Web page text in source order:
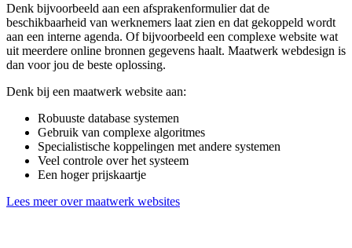
Denk bijvoorbeeld aan een afsprakenformulier dat de
beschikbaarheid van werknemers laat zien en dat gekoppeld wordt
aan een interne agenda. Of bijvoorbeeld een complexe website wat
uit meerdere online bronnen gegevens haalt. Maatwerk webdesign is
dan voor jou de beste oplossing.
Denk bij een maatwerk website aan:
Robuuste database systemen
Gebruik van complexe algoritmes
Specialistische koppelingen met andere systemen
Veel controle over het systeem
Een hoger prijskaartje
Lees meer over maatwerk websites